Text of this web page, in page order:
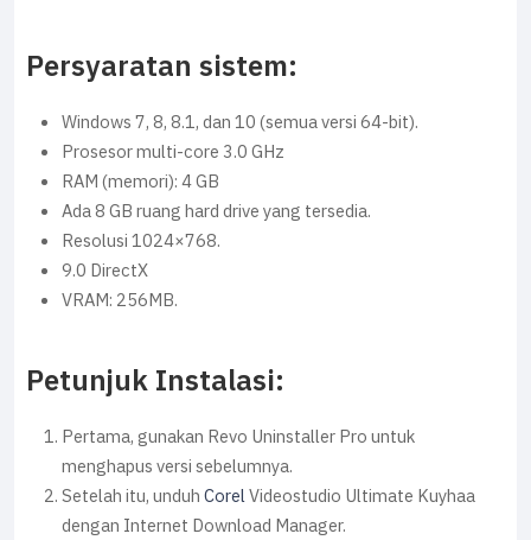
Persyaratan sistem:
Windows 7, 8, 8.1, dan 10 (semua versi 64-bit).
Prosesor multi-core 3.0 GHz
RAM (memori): 4 GB
Ada 8 GB ruang hard drive yang tersedia.
Resolusi 1024×768.
9.0 DirectX
VRAM: 256MB.
Petunjuk Instalasi:
Pertama, gunakan Revo Uninstaller Pro untuk
menghapus versi sebelumnya.
Setelah itu, unduhCorelVideostudio Ultimate Kuyhaa
dengan Internet Download Manager.